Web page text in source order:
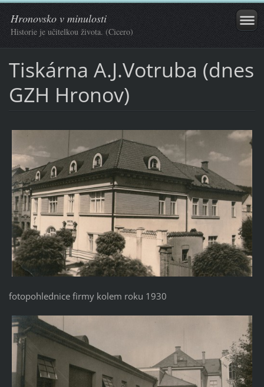
Hronovsko v minulosti
Historie je učitelkou života. (Cicero)
Tiskárna A.J.Votruba (dnes
GZH Hronov)
fotopohlednice firmy kolem roku 1930